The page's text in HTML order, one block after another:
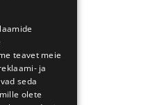
teavet meie
ja
seda
olete